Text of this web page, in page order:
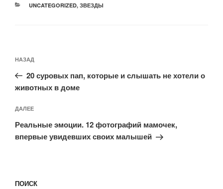
РУБРИКИ
UNCATEGORIZED, ЗВЕЗДЫ
по
записям
Предыдущая
запись:
НАЗАД
20 суровых пап, которые и слышать не хотели о
животных в доме
Следующая
запись
ДАЛЕЕ
Реальные эмоции. 12 фотографий мамочек,
впервые увидевших своих малышей
ПОИСК